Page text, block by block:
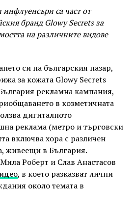
са част от
бранд Glowy Secrets за
на различните видове
си на българския пазар,
за кожата Glowy Secrets
рекламна кампания,
в козметичната
дигиталното
реклама (метро и търговски
включва хора с различен
живеещи в България.
Роберт и Слав Анастасов
, в което разказват лични
около темата в